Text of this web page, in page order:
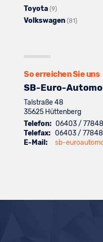
Seat
anzeigen
Skoda
Fahrzeuge
von
Toyota (9)
Fahrzeuge
Volkswagen (81)
So erreichen Sie uns
SB-Euro-
Talstraße 48
35625 Hüttenberg
Telefon: 06403 /
Telefax: 06403 /
E-Mail:
sb-